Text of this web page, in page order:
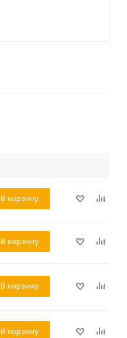
В корзину
В корзину
В корзину
В корзину